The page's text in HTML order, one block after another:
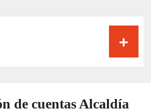
de cuentas Alcaldía